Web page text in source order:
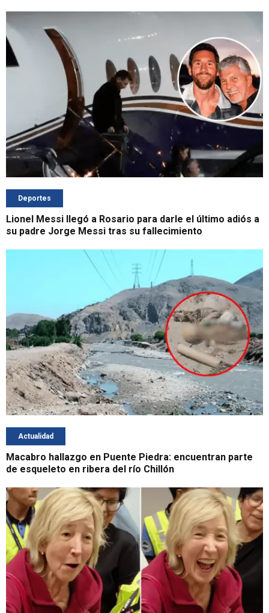
Deportes
Lionel Messi llegó a Rosario para darle el último adiós a
su padre Jorge Messi tras su fallecimiento
Actualidad
Macabro hallazgo en Puente Piedra: encuentran parte
de esqueleto en ribera del río Chillón